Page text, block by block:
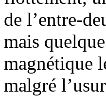
de l’entre-
mais
magnétique
malgré